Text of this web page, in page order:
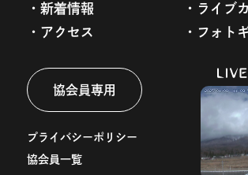
新着情報
ライブ
アクセス
フォト
協会員専用
プライバシーポリシー
協会員一覧